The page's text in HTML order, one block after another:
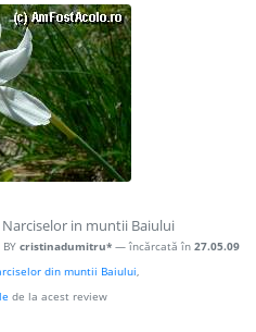
Narciselor in muntii Baiului
BY cristinadumitru* — încărcată în 27.05.09
din muntii Baiului,
de la acest review